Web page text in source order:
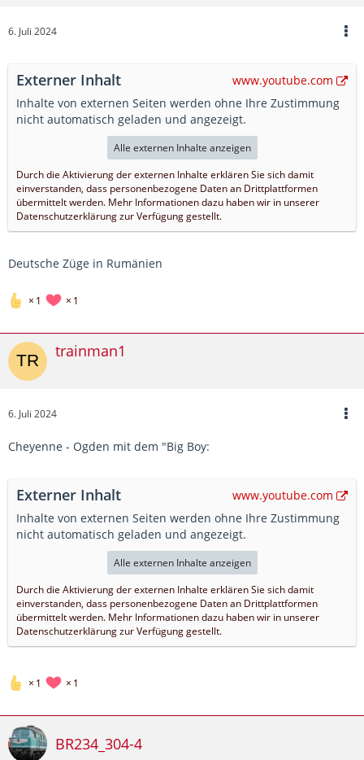
6. Juli 2024
Externer Inhalt
www.youtube.com
Inhalte von externen Seiten werden ohne Ihre Zustimmung
nicht automatisch geladen und angezeigt.
Alle externen Inhalte anzeigen
Durch die Aktivierung der externen Inhalte erklären Sie sich damit
einverstanden, dass personenbezogene Daten an Drittplattformen
übermittelt werden. Mehr Informationen dazu haben wir in unserer
Datenschutzerklärung zur Verfügung gestellt.
Deutsche Züge in Rumänien
1 1
trainman1
6. Juli 2024
Cheyenne - Ogden mit dem "Big Boy:
Externer Inhalt
www.youtube.com
Inhalte von externen Seiten werden ohne Ihre Zustimmung
nicht automatisch geladen und angezeigt.
Alle externen Inhalte anzeigen
Durch die Aktivierung der externen Inhalte erklären Sie sich damit
einverstanden, dass personenbezogene Daten an Drittplattformen
übermittelt werden. Mehr Informationen dazu haben wir in unserer
Datenschutzerklärung zur Verfügung gestellt.
1 1
BR234_304-4